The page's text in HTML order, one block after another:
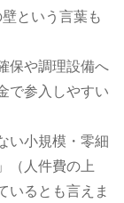
という言葉も
保や調理設備へ
で参入しやすい
い小規模・零細
（人件費の上
いるとも言えま